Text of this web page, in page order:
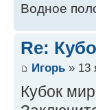
Водное
Re:
Игорь » 13
Кубок